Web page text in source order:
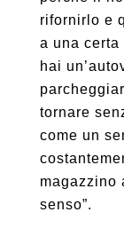
rifornirlo e
a una
hai
tornare
come un
magazzino
senso”.